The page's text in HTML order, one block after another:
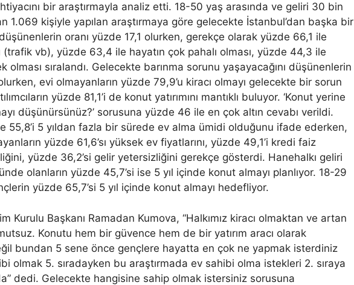
bir araştırmayla analiz etti. 18-50 yaş arasında ve geliri 30 bin
1.069 kişiyle yapılan araştırmaya göre gelecekte İstanbul’dan başka bir
oranı yüzde 17,1 olurken, gerekçe olarak yüzde 66,1 ile
(trafik vb), yüzde 63,4 ile hayatın çok pahalı olması, yüzde 44,3 ile
olması sıralandı. Gelecekte barınma sorunu yaşayacağını düşünenlerin
evi olmayanların yüzde 79,9’u kiracı olmayı gelecekte bir sorun
yüzde 81,1’i de konut yatırımını mantıklı buluyor. ‘Konut yerine
düşünürsünüz?’ sorusuna yüzde 46 ile en çok altın cevabı verildi.
55,8’i 5 yıldan fazla bir sürede ev alma ümidi olduğunu ifade ederken,
yüzde 61,6’sı yüksek ev fiyatlarını, yüzde 49,1’i kredi faiz
yüzde 36,2’si gelir yetersizliğini gerekçe gösterdi. Hanehalkı geliri
olanların yüzde 45,7’si ise 5 yıl içinde konut almayı planlıyor. 18-29
yüzde 65,7’si 5 yıl içinde konut almayı hedefliyor.
Kurulu Başkanı Ramadan Kumova, “Halkımız kiracı olmaktan ve artan
Konutu hem bir güvence hem de bir yatırım aracı olarak
bundan 5 sene önce gençlere hayatta en çok ne yapmak isterdiniz
olmak 5. sıradayken bu araştırmada ev sahibi olma istekleri 2. sıraya
dedi. Gelecekte hangisine sahip olmak istersiniz sorusuna